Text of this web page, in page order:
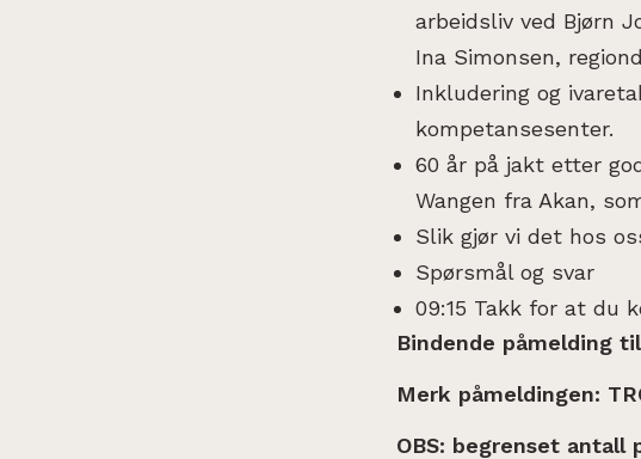
arbeidsliv ved Bjørn
Ina Simonsen,
Inkludering og
kompetansesenter.
60 år på jakt etter
Wangen fra Akan,
Slik gjør vi det hos
Spørsmål og svar
09:15 Takk for at du
Bindende påmelding til
Merk påmeldingen:
OBS: begrenset antall